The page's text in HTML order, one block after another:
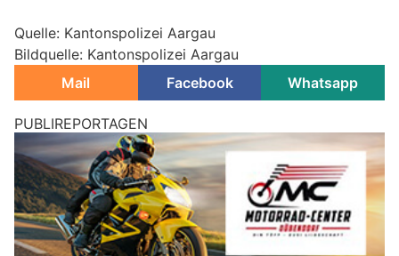
Quelle: Kantonspolizei Aargau
Bildquelle: Kantonspolizei Aargau
Mail
Facebook Whatsapp
Mädris-Vermol SG: Auto stürzt 100 Meter Hang
hinab – 18-Jähriger und 19-Jährige sterben
29.07.26 VON POLIZEI.NEWS REDAKTION
In der Nacht von Dienstag auf Mittwoch (29.07.2026) ist in
der Nähe der Alp Chläui ein Auto von der Strasse
abgekommen und einen Hang hinuntergestürzt.